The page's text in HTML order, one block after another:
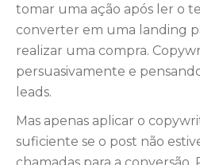
tomar uma ação após ler o
converter em uma landing
realizar uma compra.
persuasivamente e
leads.
Mas apenas aplicar o
suficiente se o post não